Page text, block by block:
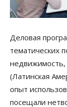
Деловая
тематических
(Латинская
опыт
посещали